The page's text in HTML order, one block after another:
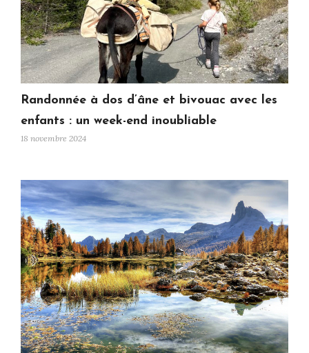
Randonnée à dos d’âne et bivouac avec les
enfants : un week-end inoubliable
18 novembre 2024